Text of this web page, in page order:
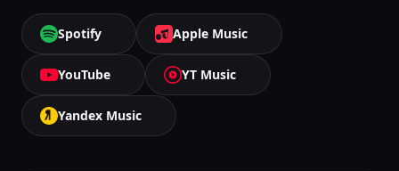
Spotify Apple Music
YouTube YT Music
Yandex Music